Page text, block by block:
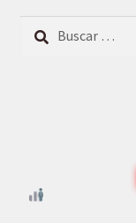
Buscar: